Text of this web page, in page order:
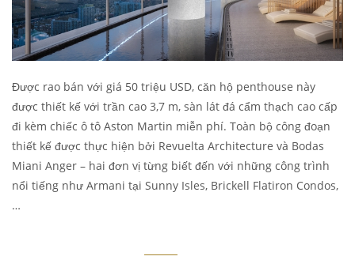
Được rao bán với giá 50 triệu USD, căn hộ penthouse này
được thiết kế với trần cao 3,7 m, sàn lát đá cẩm thạch cao cấp
đi kèm chiếc ô tô Aston Martin miễn phí. Toàn bộ công đoạn
thiết kế được thực hiện bởi Revuelta Architecture và Bodas
Miani Anger – hai đơn vị từng biết đến với những công trình
nổi tiếng như Armani tại Sunny Isles, Brickell Flatiron Condos,
…